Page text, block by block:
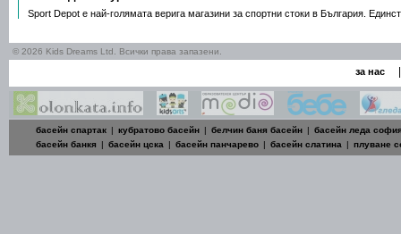
Sport Depot е най-голямата верига магазини за спортни стоки в България.
© 2026 Kids Dreams Ltd. Всички права запазени.
за нас |
басейн спартак | кубратово басейн | белчин баня басейн | басейн леда
басейн банкя
| басейн цска | басейн панчарево | басейн слатина | плуване